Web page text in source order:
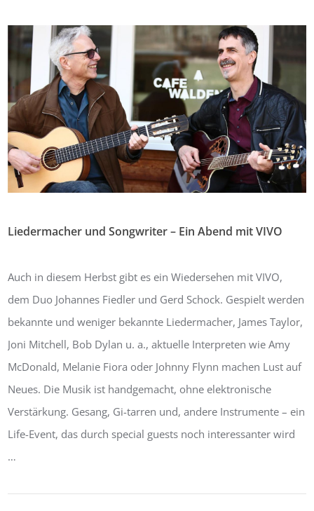
Liedermacher und Songwriter – Ein Abend mit VIVO
Auch in diesem Herbst gibt es ein Wiedersehen mit VIVO,
dem Duo Johannes Fiedler und Gerd Schock. Gespielt werden
bekannte und weniger bekannte Liedermacher, James Taylor,
Joni Mitchell, Bob Dylan u. a., aktuelle Interpreten wie Amy
McDonald, Melanie Fiora oder Johnny Flynn machen Lust auf
Neues. Die Musik ist handgemacht, ohne elektronische
Verstärkung. Gesang, Gi-tarren und, andere Instrumente – ein
Life-Event, das durch special guests noch interessanter wird
…